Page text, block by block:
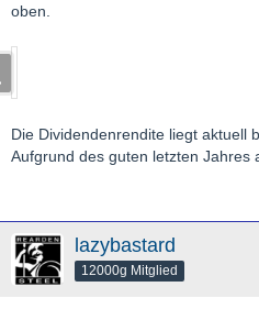
oben.
Die Dividendenrendite liegt aktuell
Aufgrund des guten letzten Jahres
lazybastard
12000g Mitglied